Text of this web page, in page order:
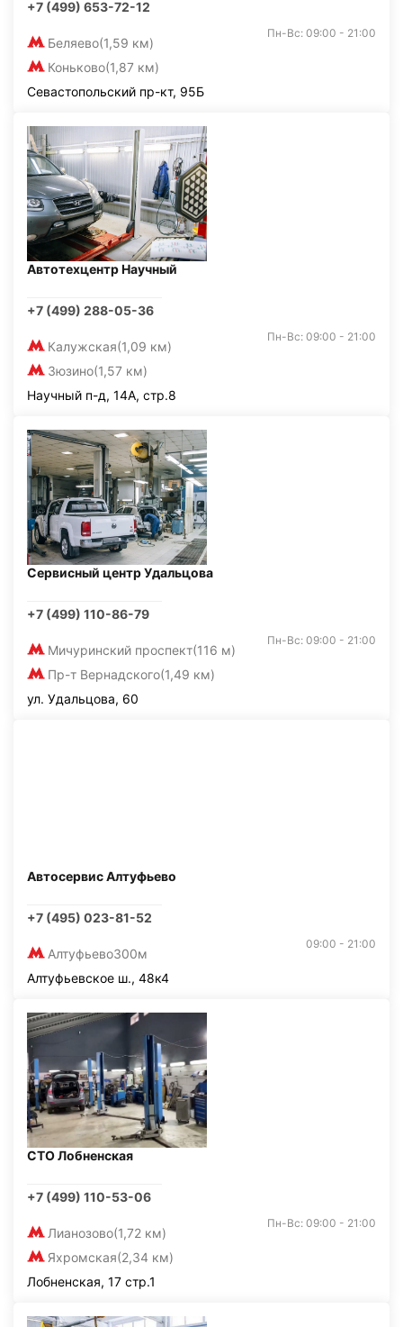
+7 (499) 653-72-12
Беляево(1,59 км)
Коньково(1,87 км)
Пн-Вс: 09:00 - 21:00
Севастопольский пр-кт, 95Б
Автотехцентр Научный
+7 (499) 288-05-36
Калужская(1,09 км)
Зюзино(1,57 км)
Пн-Вс: 09:00 - 21:00
Научный п-д, 14А, стр.8
Сервисный центр Удальцова
+7 (499) 110-86-79
Мичуринский проспект(116 м)
Пр-т Вернадского(1,49 км)
Пн-Вс: 09:00 - 21:00
ул. Удальцова, 60
Автосервис Алтуфьево
+7 (495) 023-81-52
Алтуфьево300м
09:00 - 21:00
Алтуфьевское ш., 48к4
СТО Лобненская
+7 (499) 110-53-06
Лианозово(1,72 км)
Яхромская(2,34 км)
Пн-Вс: 09:00 - 21:00
Лобненская, 17 стр.1